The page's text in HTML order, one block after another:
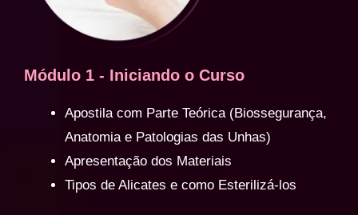
Módulo 1 - Iniciando o Curso
Apostila com Parte Teórica (Biossegurança,
Anatomia e Patologias das Unhas)
Apresentação dos Materiais
Tipos de Alicates e como Esterilizá-los